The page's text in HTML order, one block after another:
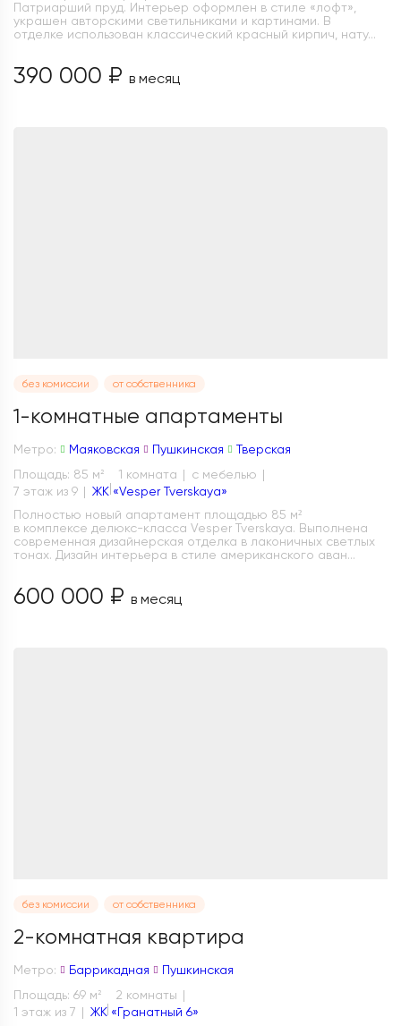
Патриарший пруд. Интерьер оформлен в стиле «лофт»,
украшен авторскими светильниками и картинами. В
отделке использован классический красный кирпич, нату...
390 000 ₽ в месяц
без комиссии от собственника
1-комнатные апартаменты
Метро: Маяковская Пушкинская
Тверская
Площадь: 85 м 2 1 комната
с мебелью
7 этаж из 9
ЖК «Vesper Tverskaya»
Полностью новый апартамент площадью 85 м²
в комплексе делюкс-класса Vesper Tverskaya. Выполнена
современная дизайнерская отделка в лаконичных светлых
тонах. Дизайн интерьера в стиле американского аван...
600 000 ₽ в месяц
без комиссии от собственника
2-комнатная квартира
Метро: Баррикадная
Пушкинская
Площадь: 69 м 2
2 комнаты
1 этаж из 7
ЖК «Гранатный 6»